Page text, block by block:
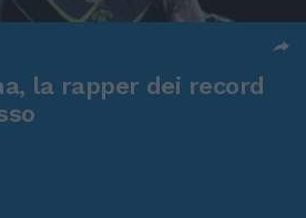
la rapper dei record